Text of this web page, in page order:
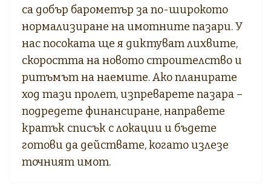
са добър барометър за по-широкото
нормализиране на имотните пазари. У
нас посоката ще я диктуват лихвите,
скоростта на новото строителство и
ритъмът на наемите. Ако планирате
ход тази пролет, изпреварете пазара –
подредете финансиране, направете
кратък списък с локации и бъдете
готови да действате, когато излезе
точният имот.